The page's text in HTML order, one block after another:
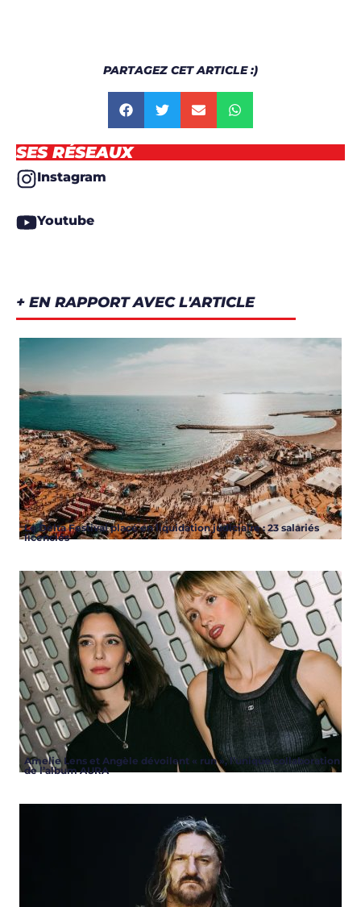
PARTAGEZ CET ARTICLE :)
SES RÉSEAUX
Instagram
Youtube
+ EN RAPPORT AVEC L'ARTICLE
Le Delta Festival placé en liquidation judiciaire : 23 salariés
licenciés
Amelie Lens et Angèle dévoilent « run », l’unique collaboration
de l’album AURA